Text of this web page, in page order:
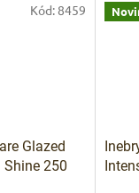
Glazed
Shine 250
Kód:8459